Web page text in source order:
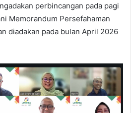
perbincangan pada pagi
Memorandum Persefahaman
diadakan pada bulan April 2026